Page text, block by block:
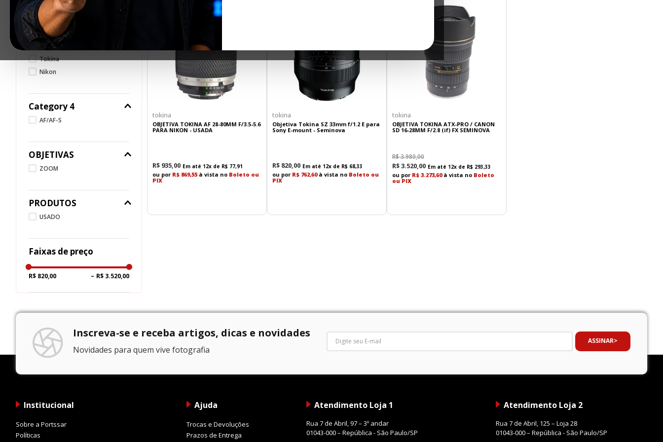
Objetivas
Subcategoria
Tokina
Nikon
Category 4
AF/AF-S
OBJETIVAS
ZOOM
PRODUTOS
USADO
Faixas de preço
R$ 820,00 – R$ 3.520,00
tokina
OBJETIVA TOKINA AF 28-80MM F/3.5-5.6
PARA NIKON - USADA
R$ 935,00 Em até 12x de R$ 77,91
ou por R$ 869,55 à vista no Boleto ou
PIX
tokina
Objetiva Tokina SZ 33mm f/1.2 E para
Sony E-mount - Seminova
R$ 820,00 Em até 12x de R$ 68,33
ou por R$ 762,60à vista no Boleto ou
PIX
tokina
OBJETIVA TOKINA ATX-PRO / CANON
SD 16-28MM F/2.8 (if) FX SEMINOVA
R$3.980,00
R$3.520,00 Em até 12x de R$ 293,33
ou por R$ 3.273,60à vista no Boleto
ou PIX
Inscreva-se e receba artigos, dicas e novidades
Novidades para quem vive fotografia
ASSINAR
Institucional
Sobre a Portssar
Políticas
Ajuda
Trocas e Devoluções
Prazos de Entrega
Atendimento Loja 1
Rua 7 de Abril, 97 – 3º andar
01043-000 – República - São Paulo/SP
Atendimento Loja 2
Rua 7 de Abril, 125 – Loja 28
01043-000 – República - São Paulo/SP